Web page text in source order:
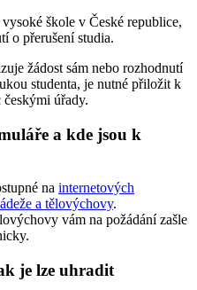
škole v České republice,
o přerušení studia.
žádost sám nebo rozhodnutí
studenta, je nutné přiložit k
úřady.
a kde jsou k
na internetových
a tělovýchovy.
vám na požádání zašle
je lze uhradit